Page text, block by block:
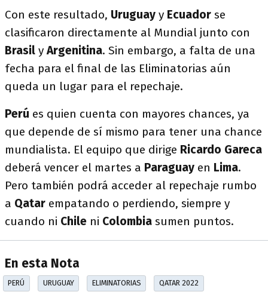
Con este resultado, Uruguay y Ecuador se
clasificaron directamente al Mundial junto con
Brasil yArgenitina. Sin embargo, a falta de una
fecha para el final de las Eliminatorias aún
queda un lugar para el repechaje.
Perú es quien cuenta con mayores chances, ya
que depende de sí mismo para tener una chance
mundialista. El equipo que dirige Ricardo Gareca
deberá vencer el martes a Paraguay en Lima.
Pero también podrá acceder al repechaje rumbo
a Qatar empatando o perdiendo, siempre y
cuando ni Chile ni Colombia sumen puntos.
En esta Nota
PERÚ URUGUAY ELIMINATORIAS QATAR 2022